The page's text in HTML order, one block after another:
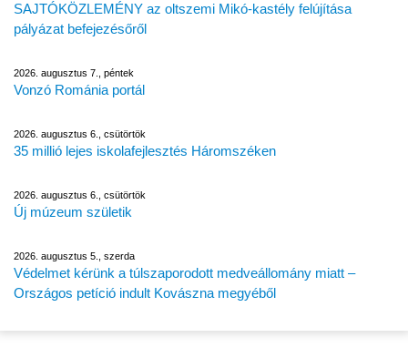
SAJTÓKÖZLEMÉNY az oltszemi Mikó-kastély felújítása
pályázat befejezésőről
2026. augusztus 7., péntek
Vonzó Románia portál
2026. augusztus 6., csütörtök
35 millió lejes iskolafejlesztés Háromszéken
2026. augusztus 6., csütörtök
Új múzeum születik
2026. augusztus 5., szerda
Védelmet kérünk a túlszaporodott medveállomány miatt –
Országos petíció indult Kovászna megyéből